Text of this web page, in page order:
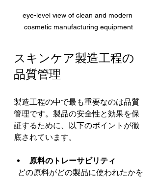
eye-level view of clean and modern
cosmetic manufacturing equipment
スキンケア製造工程の
品質管理
製造工程の中で最も重要なのは品質
管理です。製品の安全性と効果を保
証するために、以下のポイントが徹
底されています。
原料のトレーサビリティ